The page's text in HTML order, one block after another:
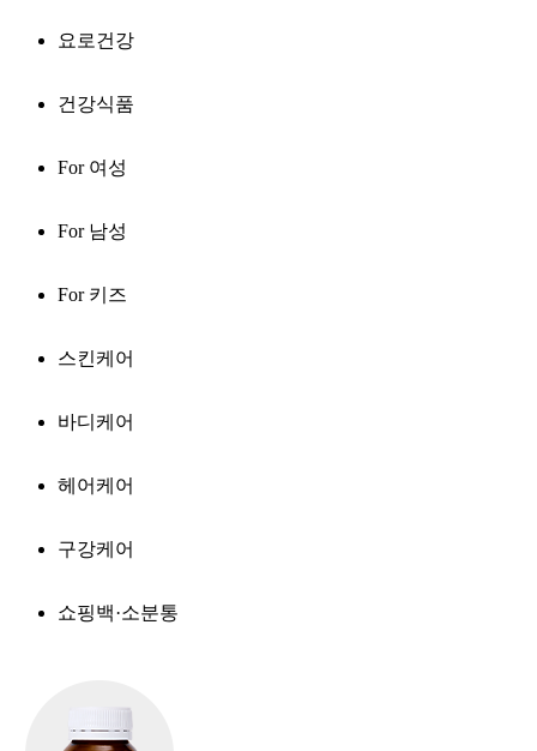
요로건강
건강식품
For 여성
For 남성
For 키즈
스킨케어
바디케어
헤어케어
구강케어
쇼핑백·소분통